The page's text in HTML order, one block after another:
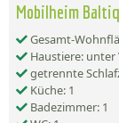
Mobilheim
Gesamt-
Haustiere:
getrennte
Küche: 1
Badezimmer: 1